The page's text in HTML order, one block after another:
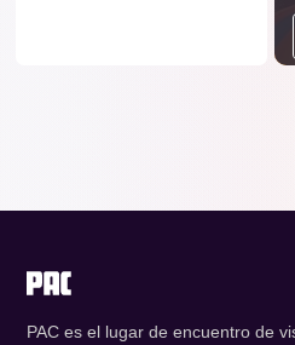
PAC es el lugar de encuentro de